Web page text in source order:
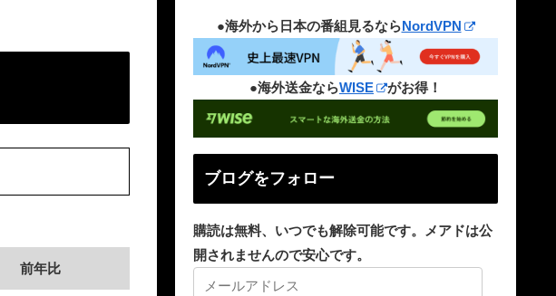
前年比
●海外から日本の番組見るならNordVPN
●海外送金ならWISE がお得！
ブログをフォロー
購読は無料、いつでも解除可能です。メアドは公
開されませんので安心です。